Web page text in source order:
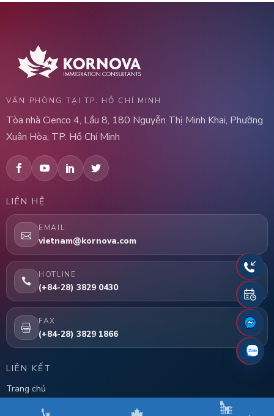
VĂN PHÒNG TẠI TP. HỒ CHÍ MINH
Tòa nhà Cienco 4, Lầu 8, 180 Nguyễn Thị Minh Khai, Phường
Xuân Hòa, TP. Hồ Chí Minh
LIÊN HỆ
EMAIL
vietnam@kornova.com
HOTLINE
(+84-28) 3829 0430
FAX
(+84-28) 3829 1866
LIÊN KẾT
Trang chủ
Chương trình EB-5